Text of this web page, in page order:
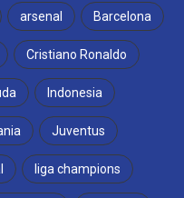
arsenal Barcelona
Cristiano Ronaldo
Indonesia
Juventus
liga champions